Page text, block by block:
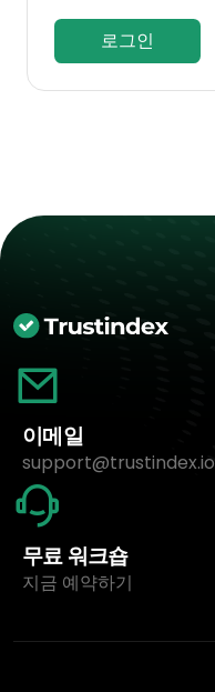
로그인
이메일
support@trustindex.io
무료 워크숍
지금 예약하기